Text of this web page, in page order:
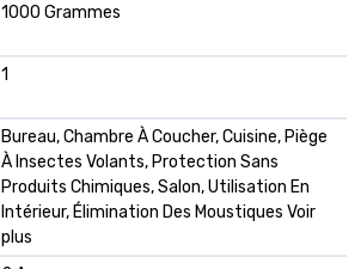
1000 Grammes
1
Bureau, Chambre À Coucher, Cuisine, Piège
À Insectes Volants, Protection Sans
Produits Chimiques, Salon, Utilisation En
Intérieur, Élimination Des Moustiques Voir
plus